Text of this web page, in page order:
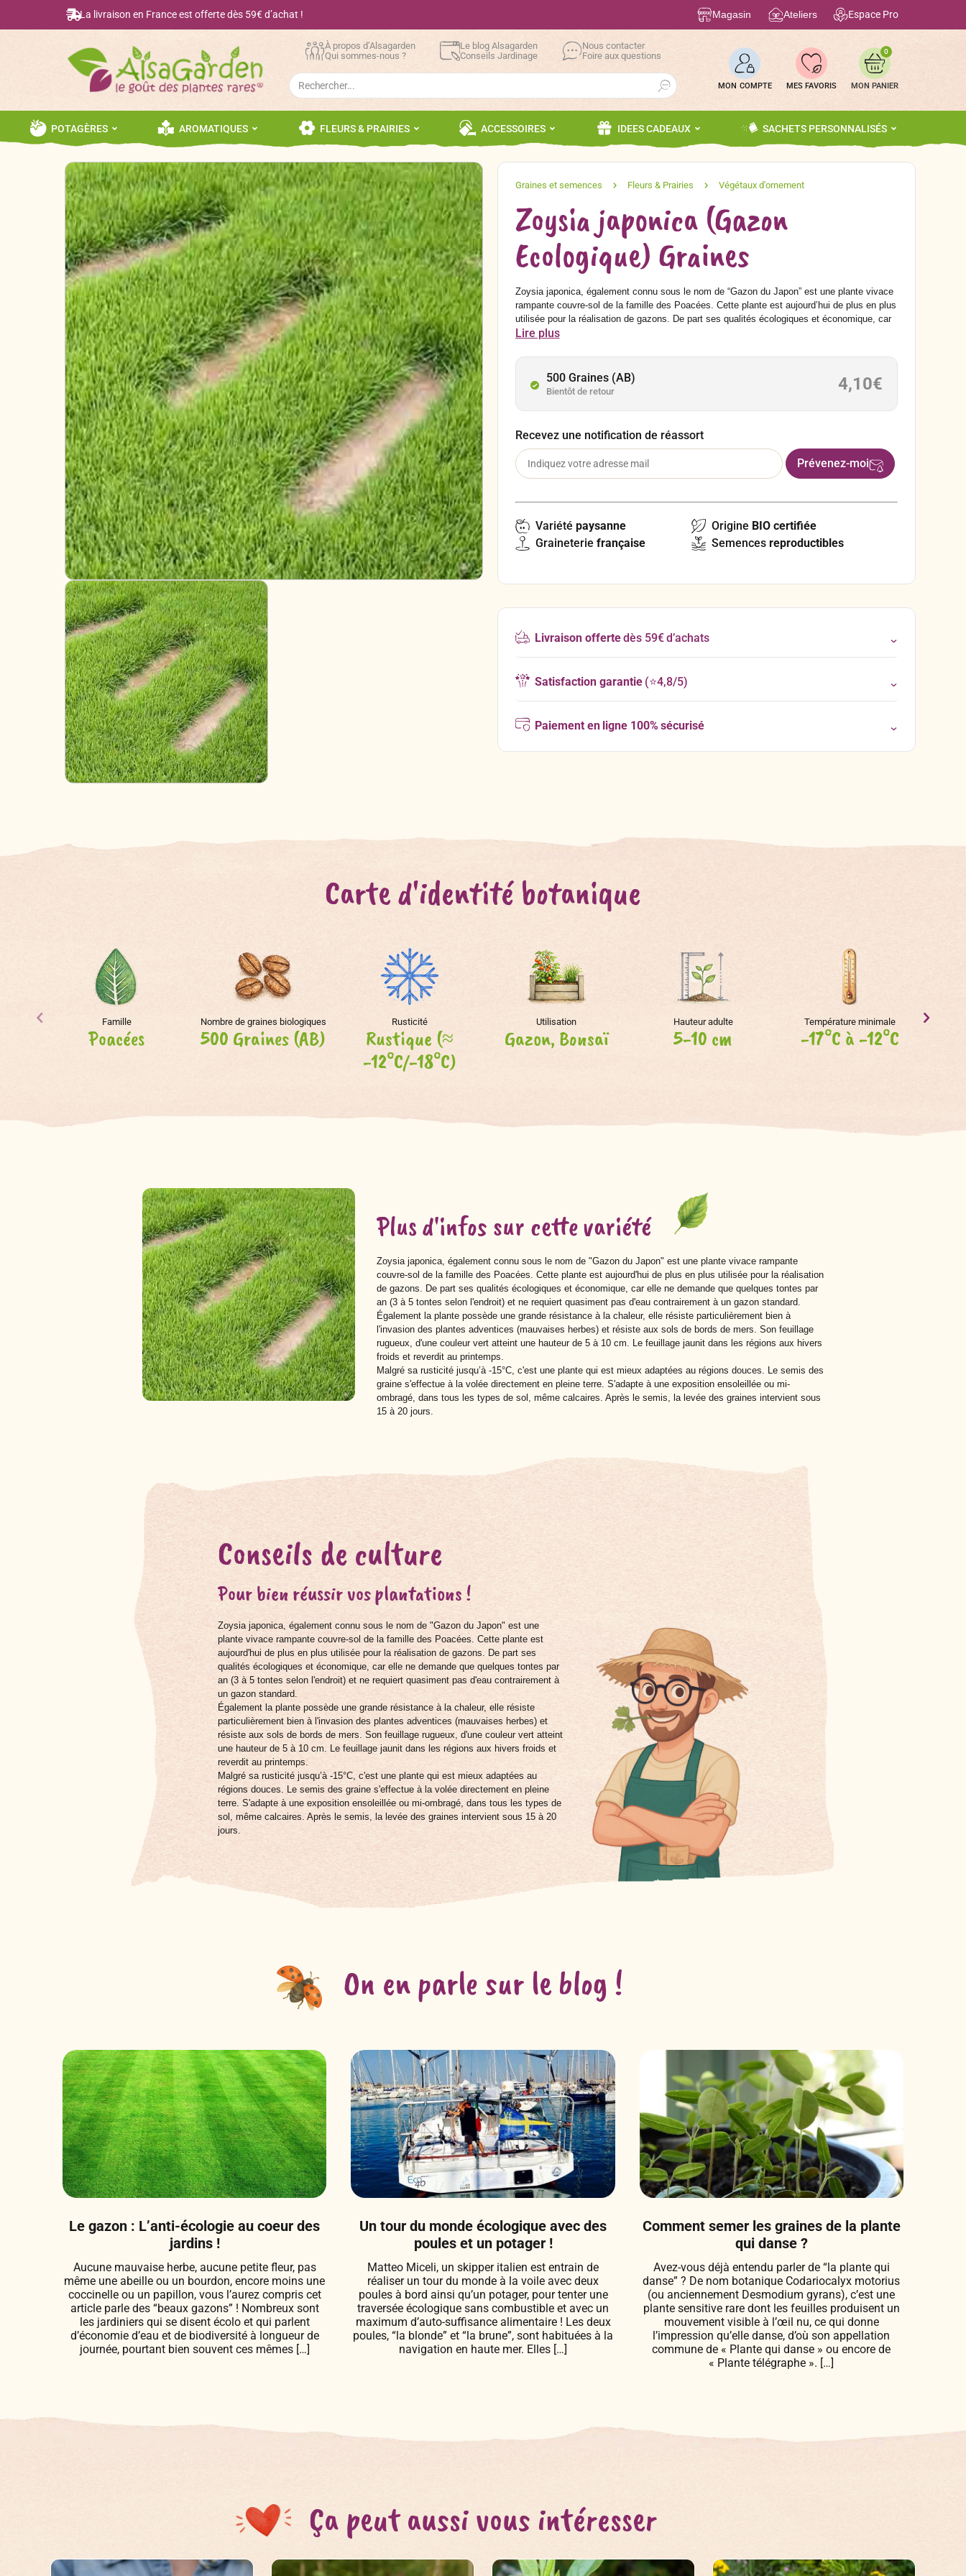
La livraison en France est offerte dès 59€ d’achat ! Magasin Ateliers Espace Pro
À propos d’Alsagarden
Qui sommes-nous ?
Le blog Alsagarden
Conseils Jardinage
Nous contacter
Foire aux questions
Search
for:
Search Button
MON COMPTE MES FAVORIS
0
POTAGÈRES AROMATIQUES FLEURS & PRAIRIES ACCESSOIRES IDEES CADEAUX SACHETS PERSONNALISÉS
Zoysia japonica (Gazon
Ecologique) Graines
Zoysia japonica, également connu sous le nom de “Gazon du Japon” est une plante vivace
rampante couvre-sol de la famille des Poacées. Cette plante est aujourd’hui de plus en plus
utilisée pour la réalisation de gazons. De part ses qualités écologiques et économique, car
elle ne demande que quelques tontes par an.
Lire plus
500 Graines (AB)
Bientôt de retour 4,10€
Recevez une notification de réassort
Variété paysanne Origine BIO certifiée
Graineterie française Semences reproductibles
Livraison offertedès 59€ d’achats
Satisfaction garantie(⭐4,8/5)
Paiement en ligne 100% sécurisé
Carte d'identité botanique
Famille
Poacées
Nombre de graines biologiques
500 Graines (AB)
Rusticité
Rustique (≈
-12°C/-18°C)
Utilisation
Gazon, Bonsaï
Hauteur adulte
5-10 cm
Température minimale
-17°C à -12°C
Plus d'infos sur cette variété
Zoysia japonica, également connu sous le nom de "Gazon du Japon" est une plante vivace rampante
couvre-sol de la famille des Poacées. Cette plante est aujourd'hui de plus en plus utilisée pour la réalisation
de gazons. De part ses qualités écologiques et économique, car elle ne demande que quelques tontes par
an (3 à 5 tontes selon l'endroit) et ne requiert quasiment pas d'eau contrairement à un gazon standard.
Également la plante possède une grande résistance à la chaleur, elle résiste particulièrement bien à
l'invasion des plantes adventices (mauvaises herbes) et résiste aux sols de bords de mers. Son feuillage
rugueux, d'une couleur vert atteint une hauteur de 5 à 10 cm. Le feuillage jaunit dans les régions aux hivers
froids et reverdit au printemps.
Malgré sa rusticité jusqu’à -15°C, c'est une plante qui est mieux adaptées au régions douces. Le semis des
graine s'effectue à la volée directement en pleine terre. S'adapte à une exposition ensoleillée ou mi-
ombragé, dans tous les types de sol, même calcaires. Après le semis, la levée des graines intervient sous
15 à 20 jours.
Conseils de culture
Pour bien réussir vos plantations !
Zoysia japonica, également connu sous le nom de "Gazon du Japon" est une
plante vivace rampante couvre-sol de la famille des Poacées. Cette plante est
aujourd'hui de plus en plus utilisée pour la réalisation de gazons. De part ses
qualités écologiques et économique, car elle ne demande que quelques tontes par
an (3 à 5 tontes selon l'endroit) et ne requiert quasiment pas d'eau contrairement à
un gazon standard.
Également la plante possède une grande résistance à la chaleur, elle résiste
particulièrement bien à l'invasion des plantes adventices (mauvaises herbes) et
résiste aux sols de bords de mers. Son feuillage rugueux, d'une couleur vert atteint
une hauteur de 5 à 10 cm. Le feuillage jaunit dans les régions aux hivers froids et
reverdit au printemps.
Malgré sa rusticité jusqu’à -15°C, c'est une plante qui est mieux adaptées au
régions douces. Le semis des graine s'effectue à la volée directement en pleine
terre. S'adapte à une exposition ensoleillée ou mi-ombragé, dans tous les types de
sol, même calcaires. Après le semis, la levée des graines intervient sous 15 à 20
jours.
On en parle sur le blog !
Le gazon : L’anti-écologie au coeur des
jardins !
Aucune mauvaise herbe, aucune petite fleur, pas
même une abeille ou un bourdon, encore moins une
coccinelle ou un papillon, vous l’aurez compris cet
article parle des “beaux gazons” ! Nombreux sont
les jardiniers qui se disent écolo et qui parlent
d’économie d’eau et de biodiversité à longueur de
journée, pourtant bien souvent ces mêmes […]
Un tour du monde écologique avec des
poules et un potager !
Matteo Miceli, un skipper italien est entrain de
réaliser un tour du monde à la voile avec deux
poules à bord ainsi qu’un potager, pour tenter une
traversée écologique sans combustible et avec un
maximum d’auto-suffisance alimentaire ! Les deux
poules, “la blonde” et “la brune”, sont habituées à la
navigation en haute mer. Elles […]
Comment semer les graines de la plante
qui danse ?
Avez-vous déjà entendu parler de “la plante qui
danse” ? De nom botanique Codariocalyx motorius
(ou anciennement Desmodium gyrans), c’est une
plante sensitive rare dont les feuilles produisent un
mouvement visible à l’œil nu, ce qui donne
l’impression qu’elle danse, d’où son appellation
commune de « Plante qui danse » ou encore de
« Plante télégraphe ». […]
Ça peut aussi vous intéresser